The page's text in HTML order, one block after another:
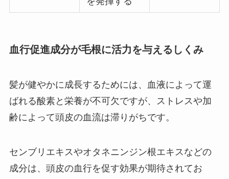
血行促進成分が毛根に活力を与えるしくみ
髪が健やかに成長するためには、血液によって運
ばれる酸素と栄養が不可欠ですが、ストレスや加
齢によって頭皮の血流は滞りがちです。
センブリエキスやオタネニンジン根エキスなどの
成分は、頭皮の血行を促す効果が期待されてお